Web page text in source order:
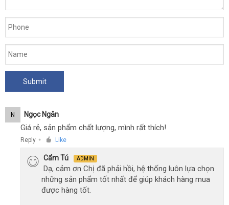
N Ngọc Ngân
Giá rẻ, sản phẩm chất lượng, mình rất thích!
Reply ● Like
Cẩm Tú ADMIN
Dạ, cảm ơn Chị đã phải hồi, hệ thống luôn lựa chọn
những sản phẩm tốt nhất để giúp khách hàng mua
được hàng tốt.